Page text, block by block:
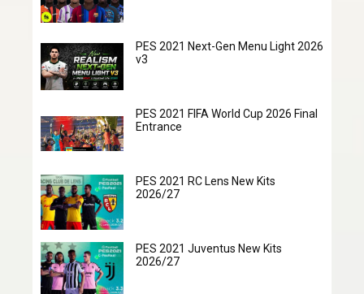
PES 2021 Next-Gen Menu Light 2026
v3
PES 2021 FIFA World Cup 2026 Final
Entrance
PES 2021 RC Lens New Kits
2026/27
PES 2021 Juventus New Kits
2026/27